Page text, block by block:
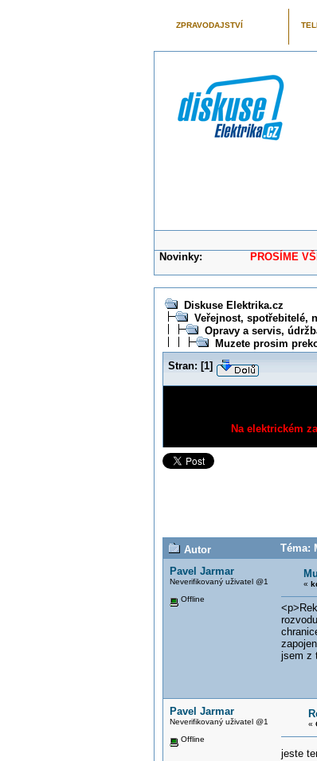
ZPRAVODAJSTVÍ
Novinky: PROSÍME
Diskuse Elektrika.cz
Veřejnost, spotřebitelé,
Opravy a servis,
Muzete prosim
Stran: [1]
Na elektrickém
Autor
Téma:
Pavel Jarmar
Neverifikovaný uživatel @1
Offline
«
jsem z
Pavel Jarmar
Neverifikovaný uživatel @1
Offline
«
jeste